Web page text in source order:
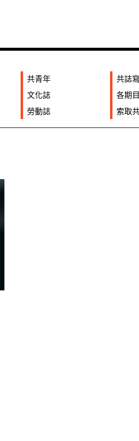
共青年
文化誌
勞動誌
共誌
各期
索取